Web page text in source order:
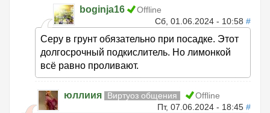
boginja16
Offline
Сб, 01.06.2024 - 10:58 #
Серу в грунт обязательно при посадке. Этот
долгосрочный подкислитель. Но лимонкой
всё равно проливают.
юллиия Виртуоз общения
Offline
Пт, 07.06.2024 - 18:45 #